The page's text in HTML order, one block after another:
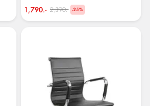
1,790.- 2,390.- -25%